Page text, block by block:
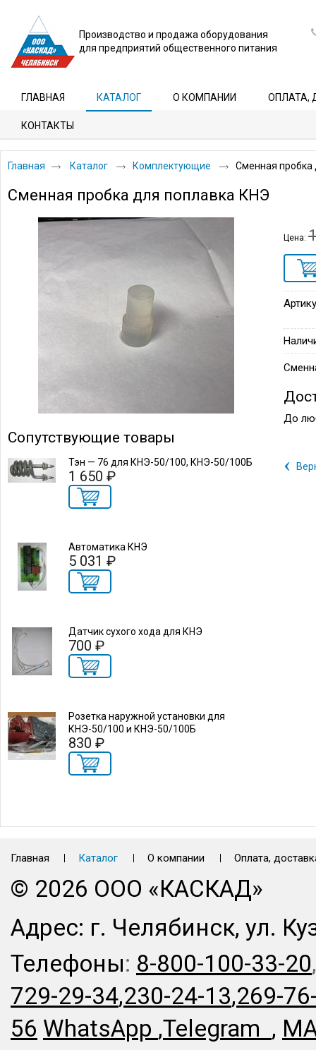
Производство и продажа оборудования
для предприятий общественного питания
ГЛАВНАЯ КАТАЛОГ О КОМПАНИИ ОПЛАТА,
КОНТАКТЫ
Главная Каталог Комплектующие Сменная пробка
Сменная пробка для поплавка КНЭ
Сопутствующие товары
Тэн — 76 для КНЭ-50/100, КНЭ-50/100Б
1 650 ₽
Автоматика КНЭ
5 031 ₽
Датчик сухого хода для КНЭ
700 ₽
Розетка наружной установки для
КНЭ-50/100 и КНЭ-50/100Б
830 ₽
Цена:
До
‹
Главная Каталог О компании Оплата,
© 2026 ООО «КАСКАД»
Адрес: г. Челябинск, ул.
Телефоны: 8-800-100-33-20
729-29-34,230-24-13,269-
56 WhatsApp ,Telegram ,